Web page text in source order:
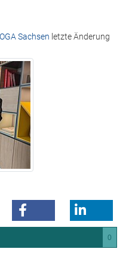
Sachsen letzte Änderung
0